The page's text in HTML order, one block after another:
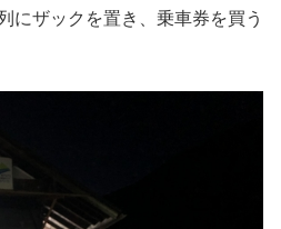
にザックを置き、乗車券を買う